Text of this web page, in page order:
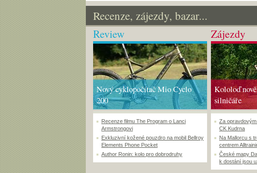
Recenze, zájezdy, bazar...
Review
Nový cyklopočítač Mio Cyclo
200
Recenze filmu The Program o Lanci
Armstrongovi
Exkluzivní kožené pouzdro na mobil Bellroy
Elements Phone Pocket
Author Ronin: kolo pro dobrodruhy
Zájezdy
Kololoď
silničáře
Za
CK Kudrna
Na Mallorcu s
centrem
České mapy
k dostání jsou